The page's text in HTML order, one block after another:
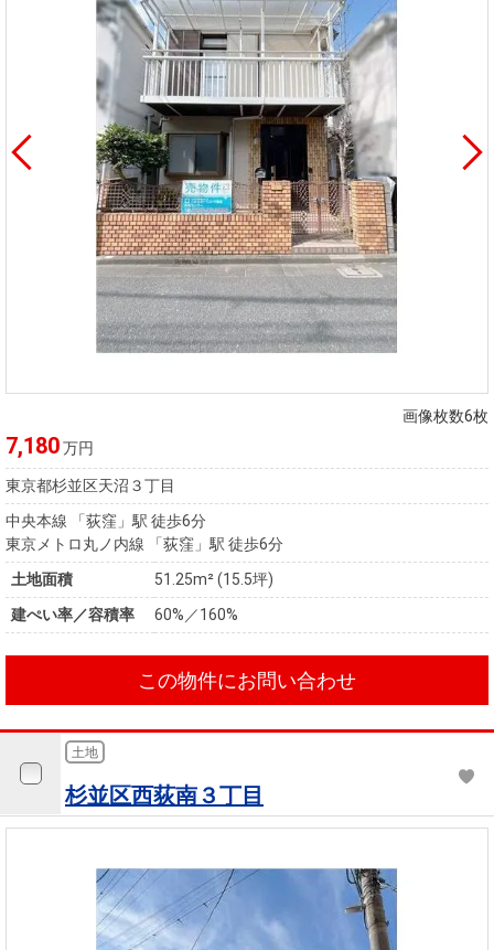
画像枚数6枚
7,180万円
東京都杉並区天沼３丁目
中央本線 「荻窪」駅 徒歩6分
東京メトロ丸ノ内線 「荻窪」駅 徒歩6分
土地面積
51.25m² (15.5坪)
建ぺい率／容積率
60%／160%
この物件にお問い合わせ
土地
杉並区西荻南３丁目